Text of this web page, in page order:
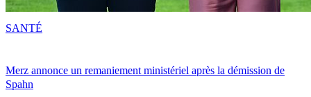
Merz annonce un remaniement ministériel après la démission de
Spahn
SANTÉ